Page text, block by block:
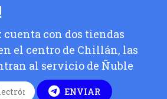
con dos tiendas
el centro de Chillán, las
al servicio de Ñuble
ENVIAR